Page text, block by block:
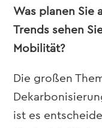
Was planen Sie
Trends sehen
Mobilität?
Die großen
ist es